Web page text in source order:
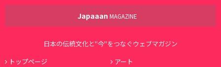
Japaaan MAGAZINE
日本の伝統文化と"今"をつなぐウェブマガジン
トップページ
アート